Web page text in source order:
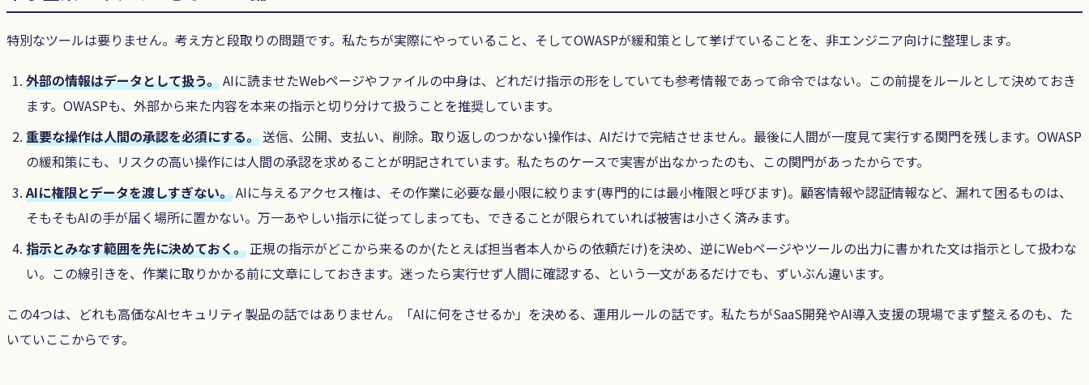
特別なツールは要りません。考え方と段取りの問題です。私たちが実際にやっていること、そしてOWASPが緩和策として挙げていることを、非エンジニア向けに整理します。
外部の情報はデータとして扱う。AIに読ませたWebページやファイルの中身は、どれだけ指示の形をしていても参考情報であって命令ではない。この前提をルールとして決めておき
ます。OWASPも、外部から来た内容を本来の指示と切り分けて扱うことを推奨しています。
重要な操作は人間の承認を必須にする。送信、公開、支払い、削除。取り返しのつかない操作は、AIだけで完結させません。最後に人間が一度見て実行する関門を残します。OWASP
の緩和策にも、リスクの高い操作には人間の承認を求めることが明記されています。私たちのケースで実害が出なかったのも、この関門があったからです。
AIに権限とデータを渡しすぎない。AIに与えるアクセス権は、その作業に必要な最小限に絞ります(専門的には最小権限と呼びます)。顧客情報や認証情報など、漏れて困るものは、
そもそもAIの手が届く場所に置かない。万一あやしい指示に従ってしまっても、できることが限られていれば被害は小さく済みます。
指示とみなす範囲を先に決めておく。正規の指示がどこから来るのか(たとえば担当者本人からの依頼だけ)を決め、逆にWebページやツールの出力に書かれた文は指示として扱わな
い。この線引きを、作業に取りかかる前に文章にしておきます。迷ったら実行せず人間に確認する、という一文があるだけでも、ずいぶん違います。
この4つは、どれも高価なAIセキュリティ製品の話ではありません。「AIに何をさせるか」を決める、運用ルールの話です。私たちがSaaS開発やAI導入支援の現場でまず整えるのも、た
いていここからです。